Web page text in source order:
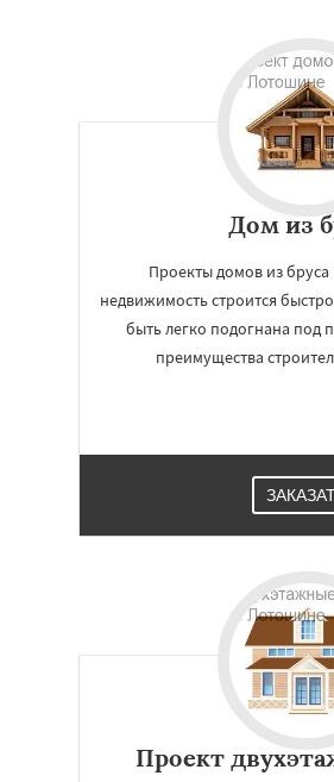
Дом из
Проекты домов из
недвижимость строится
быть легко подогнана под
преимущества
Проект